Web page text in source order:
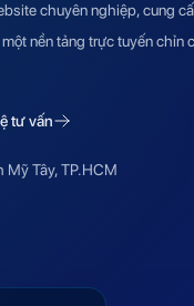
chuyên nghiệp, cung
nền tảng trực tuyến chỉn
tư vấn
Mỹ Tây, TP.HCM